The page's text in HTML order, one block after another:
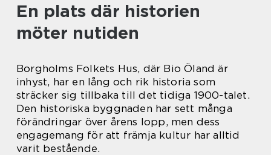
En plats där historien
möter nutiden
Borgholms Folkets Hus, där Bio Öland är
inhyst, har en lång och rik historia som
sträcker sig tillbaka till det tidiga 1900-talet.
Den historiska byggnaden har sett många
förändringar över årens lopp, men dess
engagemang för att främja kultur har alltid
varit bestående.